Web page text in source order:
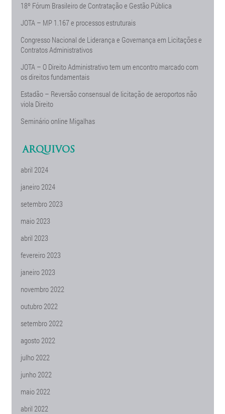
18º Fórum Brasileiro de Contratação e Gestão Pública
JOTA – MP 1.167 e processos estruturais
Congresso Nacional de Liderança e Governança em Licitações e
Contratos Administrativos
JOTA – O Direito Administrativo tem um encontro marcado com
os direitos fundamentais
Estadão – Reversão consensual de licitação de aeroportos não
viola Direito
Seminário online Migalhas
ARQUIVOS
abril 2024
janeiro 2024
setembro 2023
maio 2023
abril 2023
fevereiro 2023
janeiro 2023
novembro 2022
outubro 2022
setembro 2022
agosto 2022
julho 2022
junho 2022
maio 2022
abril 2022